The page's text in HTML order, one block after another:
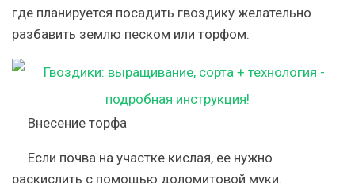
где планируется посадить гвоздику желательно
разбавить землю песком или торфом.
Внесение торфа
Если почва на участке кислая, ее нужно
раскислить с помощью доломитовой муки.